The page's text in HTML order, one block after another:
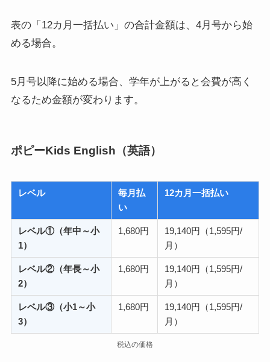
表の「12カ月一括払い」の合計金額は、4月号から始
める場合。
5月号以降に始める場合、学年が上がると会費が高く
なるため金額が変わります。
ポピーKids English（英語）
レベル
毎月払
い
12カ月一括払い
レベル①（年中～小
1）
1,680円
19,140円（1,595円/
月）
レベル②（年長～小
2）
1,680円
19,140円（1,595円/
月）
レベル③（小1～小
3）
1,680円
19,140円（1,595円/
月）
税込の価格